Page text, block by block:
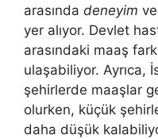
arasında deneyim ve
yer alıyor. Devlet
arasındaki maaş
ulaşabiliyor. Ayrıca,
şehirlerde maaşlar
olurken, küçük
daha düşük